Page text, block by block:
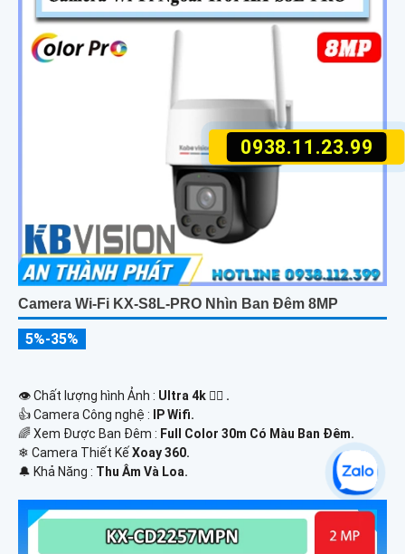
0938.11.23.99
Camera Wi-Fi KX-S8L-PRO Nhìn Ban Đêm 8MP
5%-35%
👁 Chất lượng hình Ảnh : Ultra 4k 👍🏾 .
👍 Camera Công nghệ :
IP Wifi.
🌈 Xem Được Ban Đêm : Full Color 30m Có Màu Ban Ðêm.
❄ Camera Thiết Kế Xoay 360.
️🔔 Khả Năng : Thu Âm Và Loa.